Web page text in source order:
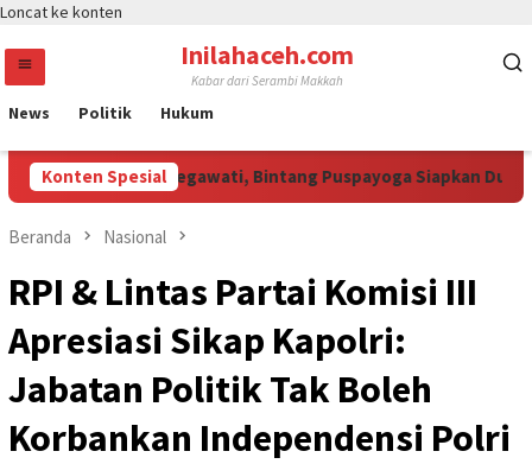
Loncat ke konten
Inilahaceh.com
Kabar dari Serambi Makkah
News Politik Hukum
Konten Spesial
Perhatian Megawati, Bintang Puspayoga Siapkan Dukungan
Beranda Nasional
RPI & Lintas Partai Komisi III
Apresiasi Sikap Kapolri:
Jabatan Politik Tak Boleh
Korbankan Independensi Polri